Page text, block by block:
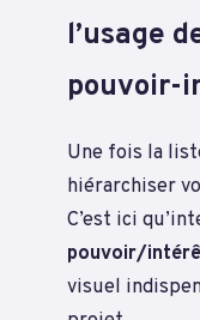
l’usage
pouvoir-
Une fois la
hiérarchiser
C’est ici
pouvoir/
visuel